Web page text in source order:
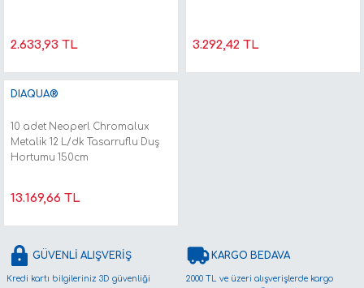
2.633,93 TL 3.292,42 TL
DIAQUA®
10 adet Neoperl Chromalux
Metalik 12 L/dk Tasarruflu Duş
Hortumu 150cm
13.169,66 TL
GÜVENLİ ALIŞVERİŞ
Kredi kartı bilgileriniz 3D güvenliği
KARGO BEDAVA
2000 TL ve üzeri alışverişlerde kargo